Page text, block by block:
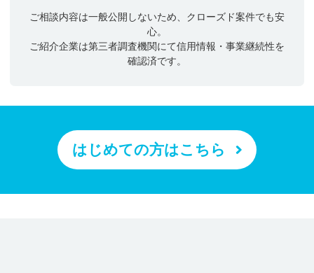
ご相談内容は一般公開しないため、クローズド案件でも安
心。
ご紹介企業は第三者調査機関にて信用情報・事業継続性を
確認済です。
はじめての方はこちら